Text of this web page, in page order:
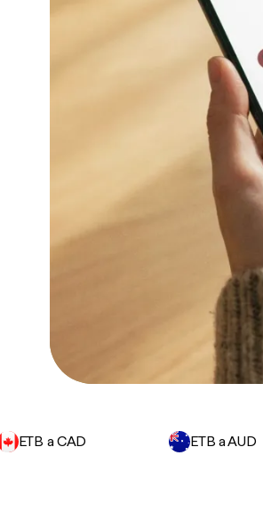
ETB a CAD ETB a AUD